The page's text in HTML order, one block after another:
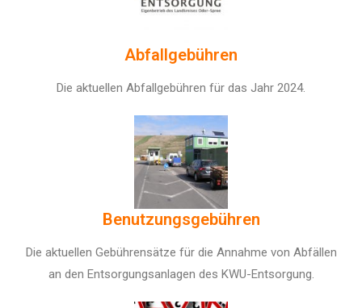
Abfallgebühren
Die aktuellen Abfallgebühren für das Jahr 2024.
Benutzungsgebühren
Die aktuellen Gebührensätze für die Annahme von Abfällen
an den Entsorgungsanlagen des KWU-Entsorgung.